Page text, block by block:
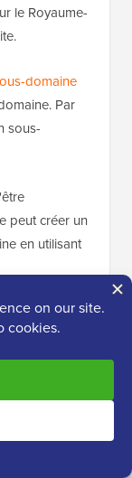
le Royaume-
domaine
Par
sous-
peut créer un
en utilisant
choisir
leurs